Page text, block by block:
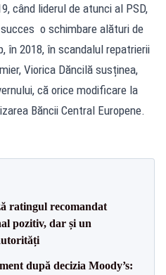
când liderul de atunci al PSD,
o schimbare alături de
în 2018, în scandalul repatrierii
Viorica Dăncilă susținea,
că orice modificare la
Băncii Central Europene.
ratingul recomandat
pozitiv, dar și un
după decizia Moody’s: